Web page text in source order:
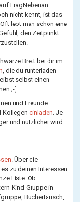
FragNebenan
nicht kennt, ist das
lebt man schon eine
den Zeitpunkt
Brett bei dir im
, die du runterladen
selbst einen
;-)
und Freunde,
Kollegen einladen. Je
und nützlicher wird
. Über die
zu deinen Interessen
Liste. Ob
Kind-Gruppe in
Büchertausch,